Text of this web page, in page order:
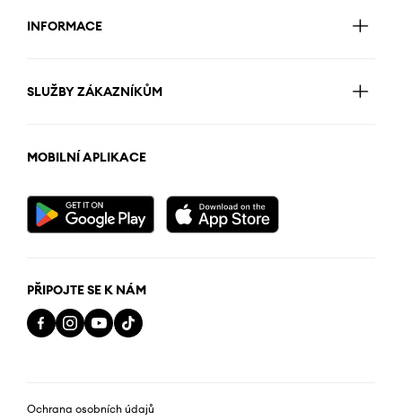
INFORMACE
SLUŽBY ZÁKAZNÍKŮM
MOBILNÍ APLIKACE
PŘIPOJTE SE K NÁM
Ochrana osobních údajů